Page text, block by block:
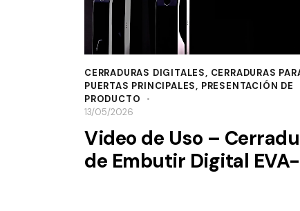
CERRADURAS DIGITALES, CERRADURAS
PUERTAS PRINCIPALES, PRESENTACIÓN DE
PRODUCTO
13/05/2026
Video de Uso –
de Embutir Digital